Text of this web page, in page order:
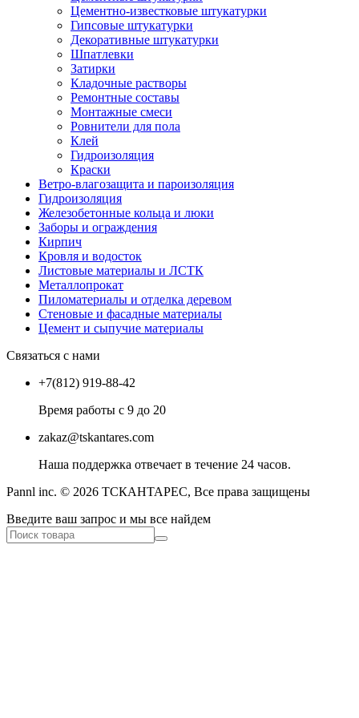
Цементно-известковые штукатурки
Гипсовые штукатурки
Декоративные штукатурки
Шпатлевки
Затирки
Кладочные растворы
Ремонтные составы
Монтажные смеси
Ровнители для пола
Клей
Гидроизоляция
Краски
Ветро-влагозащита и пароизоляция
Гидроизоляция
Железобетонные кольца и люки
Заборы и ограждения
Кирпич
Кровля и водосток
Листовые материалы и ЛСТК
Металлопрокат
Пиломатериалы и отделка деревом
Стеновые и фасадные материалы
Цемент и сыпучие материалы
Связаться с нами
+7(812) 919-88-42
Время работы с 9 до 20
zakaz@tskantares.com
Наша поддержка отвечает в течение 24 часов.
Pannl inc. © 2026 ТСКАНТАРЕС, Все права защищены
Введите ваш запрос и мы все найдем